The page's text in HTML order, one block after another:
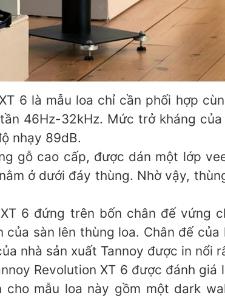
6 là mẫu loa chỉ cần phối hợp
46Hz-32kHz. Mức trở kháng
nhạy 89dB.
gỗ cao cấp, được dán một lớp
ở dưới đáy thùng. Nhờ vậy,
XT 6 đứng trên bốn chân đế
của sàn lên thùng loa. Chân đế
nhà sản xuất Tannoy được in nổi
Revolution XT 6 được đánh
cho mẫu loa này gồm một dark